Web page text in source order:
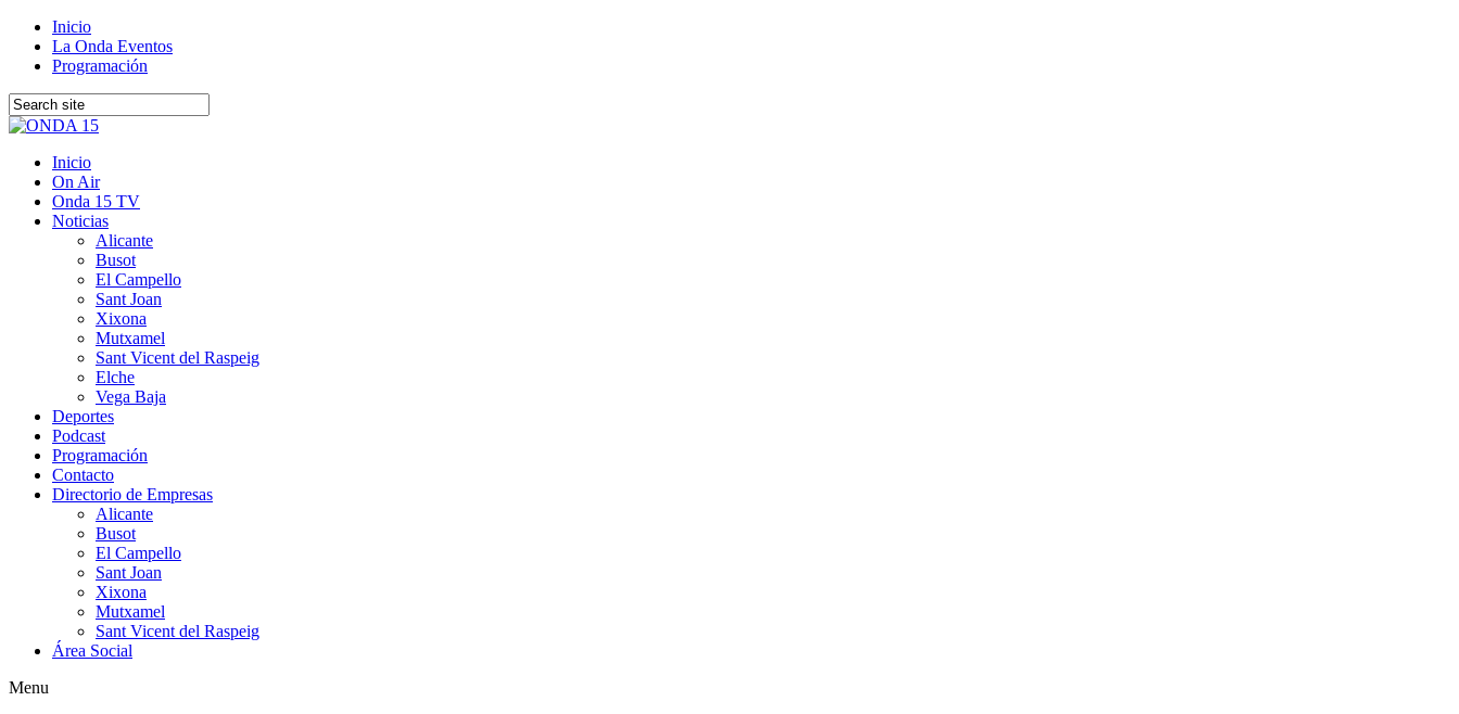
Inicio
La Onda Eventos
Programación
Inicio
On Air
Onda 15 TV
Noticias
Alicante
Busot
El Campello
Sant Joan
Xixona
Mutxamel
Sant Vicent del Raspeig
Elche
Vega Baja
Deportes
Podcast
Programación
Contacto
Directorio de Empresas
Alicante
Busot
El Campello
Sant Joan
Xixona
Mutxamel
Sant Vicent del Raspeig
Área Social
Menu